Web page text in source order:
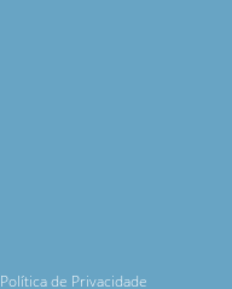
Política de Privacidade